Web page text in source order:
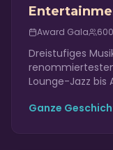
Award Gala 600
Dreistufiges
Lounge-Jazz bis
Ganze